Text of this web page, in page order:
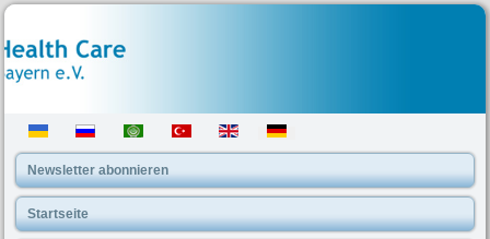
Newsletter abonnieren
Startseite